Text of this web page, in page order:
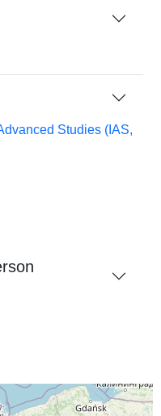
Studies (IAS,